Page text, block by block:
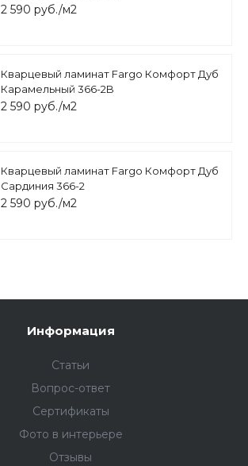
2 590 руб./м2
Кварцевый ламинат Fargo Комфорт Дуб
Карамельный 366-2B
2 590 руб./м2
Кварцевый ламинат Fargo Комфорт Дуб
Сардиния 366-2
2 590 руб./м2
Информация
Статьи
Вопрос-ответ
Сертификаты
Фото в интерьере
Отзывы